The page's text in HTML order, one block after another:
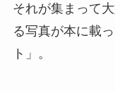
それが集まって
る写真が本に載
ト」。